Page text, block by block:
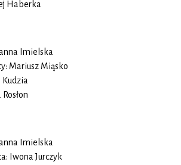
Haberka
Imielska
Mariusz Miąsko
Imielska
Iwona Jurczyk